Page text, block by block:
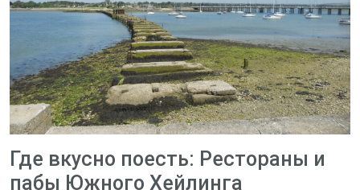
Где вкусно поесть: Рестораны и
пабы Южного Хейлинга